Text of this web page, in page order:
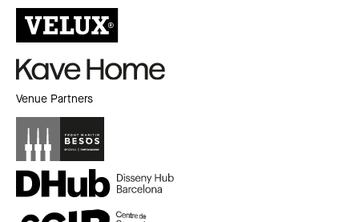
Venue Partners